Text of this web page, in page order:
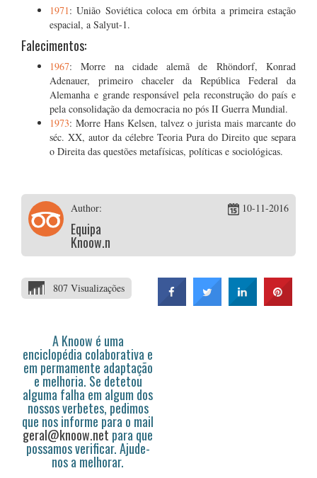
1971: União Soviética coloca em órbita a primeira estação
espacial, a Salyut-1.
Falecimentos:
1967: Morre na cidade alemã de Rhöndorf, Konrad
Adenauer, primeiro chaceler da República Federal da
Alemanha e grande responsável pela reconstrução do país e
pela consolidação da democracia no pós II Guerra Mundial.
1973: Morre Hans Kelsen, talvez o jurista mais marcante do
séc. XX, autor da célebre Teoria Pura do Direito que separa
o Direita das questões metafísicas, políticas e sociológicas.
Author:
Equipa
Knoow.net
10-11-2016
807 Visualizações
A Knoow é uma
enciclopédia colaborativa e
em permamente adaptação
e melhoria. Se detetou
alguma falha em algum dos
nossos verbetes, pedimos
que nos informe para o mail
geral@knoow.net para que
possamos verificar. Ajude-
nos a melhorar.